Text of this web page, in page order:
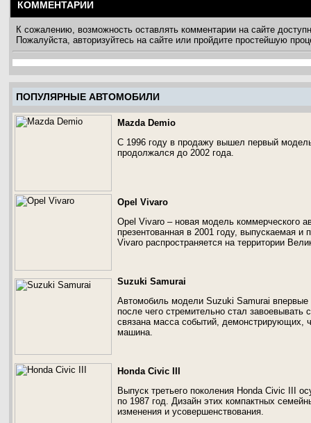
КОММЕНТАРИИ
К сожалению, возможность оставлять комментарии на сайте
Пожалуйста, авторизуйтесь на сайте или пройдите простейшую
ПОПУЛЯРНЫЕ АВТОМОБИЛИ
Mazda Demio
С 1996 году в продажу вышел первый
продолжался до 2002 года.
Opel Vivaro
Opel Vivaro – новая модель коммерческого
презентованная в 2001 году, выпускаемая
Vivaro распространяется на территории
Suzuki Samurai
Автомобиль модели Suzuki Samurai
после чего стремительно стал
связана масса событий, демонстрирующих,
машина.
Honda Civic III
Выпуск третьего поколения Honda Civic III
по 1987 год. Дизайн этих компактных
изменения и усовершенствования.